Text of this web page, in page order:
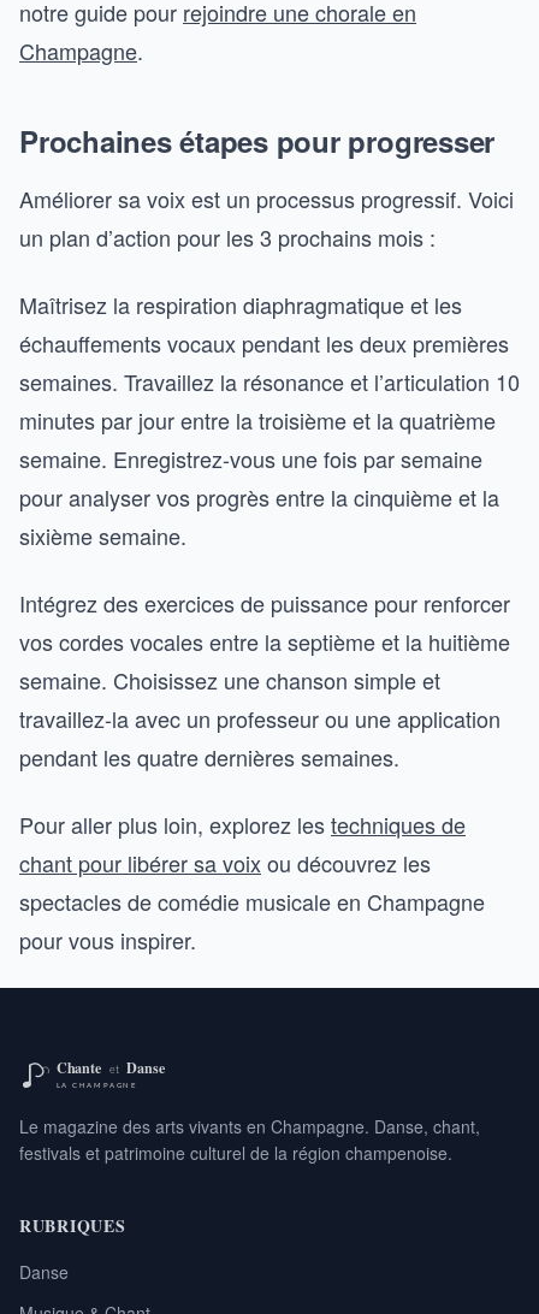
notre guide pour rejoindre une chorale en
Champagne.
Prochaines étapes pour progresser
Améliorer sa voix est un processus progressif. Voici
un plan d’action pour les 3 prochains mois :
Maîtrisez la respiration diaphragmatique et les
échauffements vocaux pendant les deux premières
semaines. Travaillez la résonance et l’articulation 10
minutes par jour entre la troisième et la quatrième
semaine. Enregistrez-vous une fois par semaine
pour analyser vos progrès entre la cinquième et la
sixième semaine.
Intégrez des exercices de puissance pour renforcer
vos cordes vocales entre la septième et la huitième
semaine. Choisissez une chanson simple et
travaillez-la avec un professeur ou une application
pendant les quatre dernières semaines.
Pour aller plus loin, explorez lestechniques de
chant pour libérer sa voixou découvrez les
spectacles de comédie musicale en Champagne
pour vous inspirer.
Le magazine des arts vivants en Champagne. Danse, chant,
festivals et patrimoine culturel de la région champenoise.
RUBRIQUES
Danse